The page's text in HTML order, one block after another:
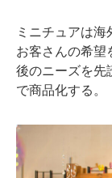
ミニチュアは
お客さんの希望
後のニーズを先
で商品化する。